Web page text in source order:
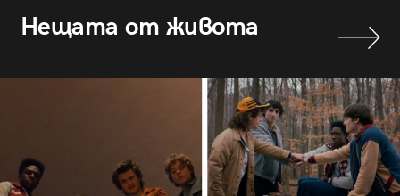
Нещата от живота